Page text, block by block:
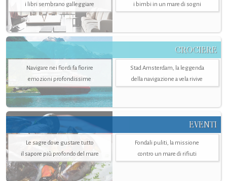
i libri sembrano galleggiare
i bimbi in un mare di sogni
CROCIERE
Navigare nei fiordi fa fiorire
emozioni profondissime
Stad Amsterdam, la leggenda
della navigazione a vela rivive
EVENTI
Le sagre dove gustare tutto
il sapore più profondo del mare
Fondali puliti, la missione
contro un mare di rifiuti